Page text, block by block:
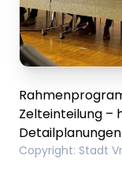
Zelteinteilung –
Copyright: Stadt